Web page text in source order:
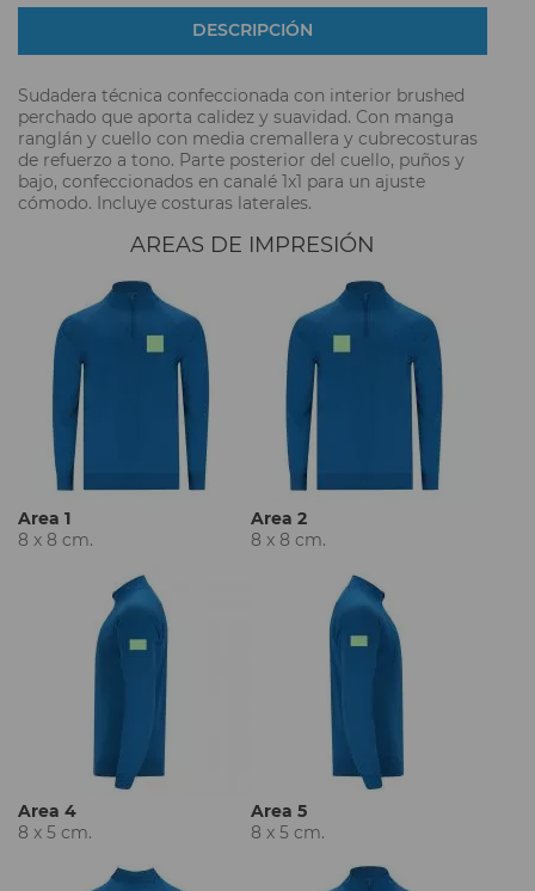
DESCRIPCIÓN
Sudadera técnica confeccionada con interior brushed
perchado que aporta calidez y suavidad. Con manga
ranglán y cuello con media cremallera y cubrecosturas
de refuerzo a tono. Parte posterior del cuello, puños y
bajo, confeccionados en canalé 1x1 para un ajuste
cómodo. Incluye costuras laterales.
AREAS DE IMPRESIÓN
Area 1
8 x 8 cm.
Area 2
8 x 8 cm.
Area 4
8 x 5 cm.
Area 5
8 x 5 cm.